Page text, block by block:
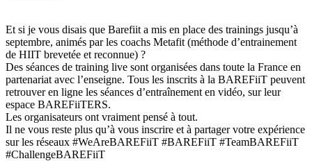
Et si je vous disais que Barefiit a mis en place des trainings jusqu’à
septembre, animés par les coachs Metafit (méthode d’entrainement
de HIIT brevetée et reconnue) ?
Des séances de training live sont organisées dans toute la France en
partenariat avec l’enseigne. Tous les inscrits à la BAREFiiT peuvent
retrouver en ligne les séances d’entraînement en vidéo, sur leur
espace BAREFiiTERS.
Les organisateurs ont vraiment pensé à tout.
Il ne vous reste plus qu’à vous inscrire et à partager votre expérience
sur les réseaux #WeAreBAREFiiT #BAREFiiT #TeamBAREFiiT
#ChallengeBAREFiiT